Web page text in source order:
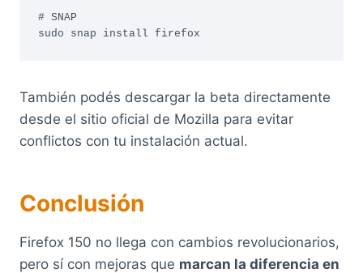
# SNAP
También podés descargar la beta directamente
desde el sitio oficial de Mozilla para evitar
conflictos con tu instalación actual.
Conclusión
Firefox 150 no llega con cambios revolucionarios,
pero sí con mejoras que marcan la diferencia en